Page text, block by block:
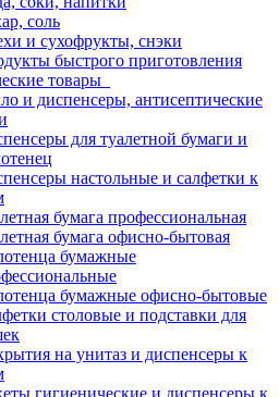
соль
и сухофрукты, снэки
быстрого приготовления
товары
и диспенсеры, антисептические
для туалетной бумаги и
настольные и салфетки к
бумага профессиональная
бумага офисно-бытовая
бумажные
бумажные офисно-бытовые
столовые и подставки для
на унитаз и диспенсеры к
гигиенические и диспенсеры к